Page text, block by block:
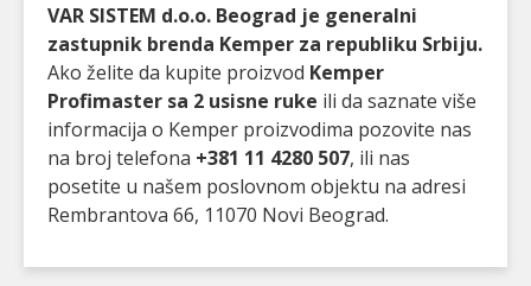
VAR SISTEM d.o.o. Beograd je generalni
zastupnik brenda Kemper za republiku Srbiju.
Ako želite da kupite proizvod Kemper
Profimaster sa 2 usisne ruke ili da saznate više
informacija o Kemper proizvodima pozovite nas
na broj telefona +381 11 4280 507, ili nas
posetite u našem poslovnom objektu na adresi
Rembrantova 66, 11070 Novi Beograd.